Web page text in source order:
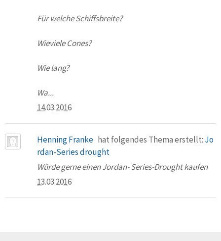
Für welche Schiffsbreite?
Wieviele Cones?
Wie lang?
Wa...
14.03.2016
Henning Franke hat folgendes Thema erstellt: Jo
rdan-Series drought
Würde gerne einen Jordan- Series-Drought kaufen
13.03.2016